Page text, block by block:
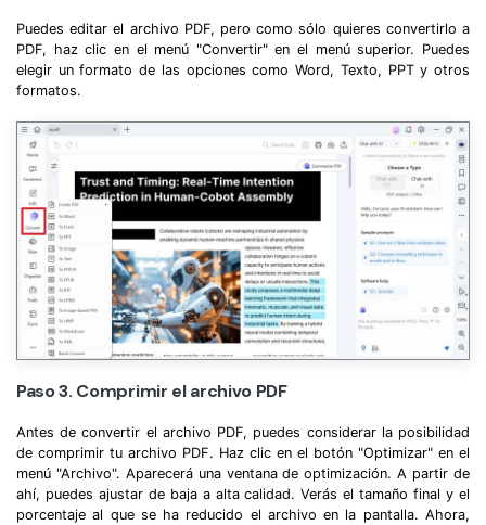
Puedes editar el archivo PDF, pero como sólo quieres convertirlo a
PDF, haz clic en el menú "Convertir" en el menú superior. Puedes
elegir un formato de las opciones como Word, Texto, PPT y otros
formatos.
Paso 3. Comprimir el archivo PDF
Antes de convertir el archivo PDF, puedes considerar la posibilidad
de comprimir tu archivo PDF. Haz clic en el botón "Optimizar" en el
menú "Archivo". Aparecerá una ventana de optimización. A partir de
ahí, puedes ajustar de baja a alta calidad. Verás el tamaño final y el
porcentaje al que se ha reducido el archivo en la pantalla. Ahora,